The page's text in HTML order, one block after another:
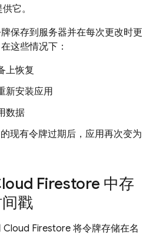
它。
保存到服务器并在每次更改时更
这些情况下：
上恢复
新安装应用
数据
现有令牌过期后，应用再次变为
Firestore 中存
戳
Cloud Firestore 将令牌存储在名